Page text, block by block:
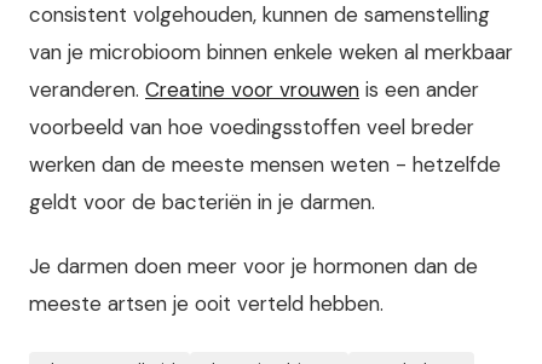
consistent volgehouden, kunnen de samenstelling
van je microbioom binnen enkele weken al merkbaar
veranderen. Creatine voor vrouwen is een ander
voorbeeld van hoe voedingsstoffen veel breder
werken dan de meeste mensen weten - hetzelfde
geldt voor de bacteriën in je darmen.
Je darmen doen meer voor je hormonen dan de
meeste artsen je ooit verteld hebben.